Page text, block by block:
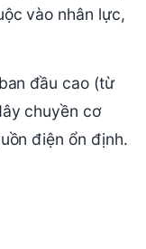
vào nhân lực,
đầu cao (từ
chuyền cơ
điện ổn định.